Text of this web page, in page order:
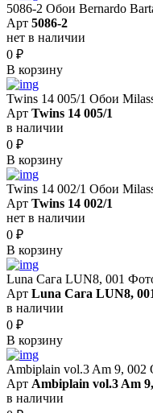
5086-2 Обои Bernardo
Арт 5086-2
нет в наличии
0 ₽
В корзину
Twins 14 005/1 Обои
Арт Twins 14 005/1
в наличии
0 ₽
В корзину
Twins 14 002/1 Обои
Арт Twins 14 002/1
нет в наличии
0 ₽
В корзину
Luna Сага LUN8, 001
Арт Luna Сага LUN8,
в наличии
0 ₽
В корзину
Ambiplain vol.3 Am 9, 002
Арт Ambiplain vol.3 Am
в наличии